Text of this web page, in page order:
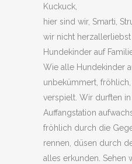
Kuckuck,
hier sind wir, Smarti,
wir nicht
Hundekinder auf
Wie alle Hundekinder
unbekümmert,
verspielt. Wir durften
Auffangstation
fröhlich durch die
rennen, düsen durch
alles erkunden. Sehen